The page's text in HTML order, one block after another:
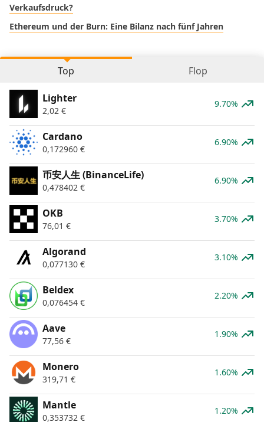
Verkaufsdruck?
Ethereum und der Burn: Eine Bilanz nach fünf Jahren
Top Flop
Lighter
2,02 €
9.70%
Cardano
0,172960 €
6.90%
币安人生 (BinanceLife)
0,478402 €
6.90%
OKB
76,01 €
3.70%
Algorand
0,077130 €
3.10%
Beldex
0,076454 €
2.20%
Aave
77,56 €
1.90%
Monero
319,71 €
1.60%
Mantle
0,353732 €
1.20%